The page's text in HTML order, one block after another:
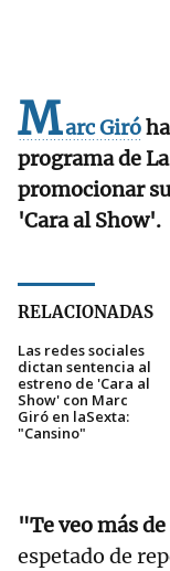
Marc Giró
programa de
promocionar
'Cara al Show'.
RELACIONADAS
Las redes sociales
dictan sentencia al
estreno de 'Cara al
Show' con Marc
Giró en laSexta:
"Cansino"
"Te veo más
espetado de